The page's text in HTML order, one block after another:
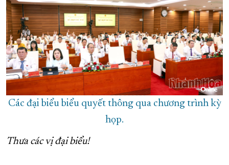
Các đại biểu biểu quyết thông qua chương trình kỳ
họp.
Thưa các vị đại biểu!